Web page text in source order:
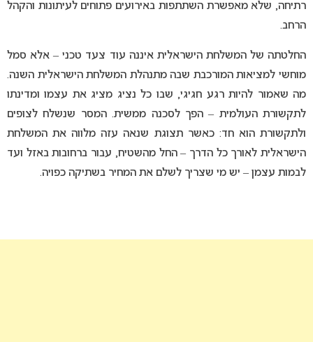
רתיחה, שלא מאפשרת השתתפות באירועים פתוחים לעיתונות והקהל
הרחב.
החלטתה של המשלחת הישראלית איננה עוד צעד טכני – אלא סמל
מוחשי למציאות המורכבת שבה מתנהלת המשלחת הישראלית השנה.
מה שאמור להיות רגע חגיגי, שבו כל נציג מציג את עצמו ומדינתו
לתקשורת העולמית – הפך לסכנה ממשית. המסר שנשלח לצופים
ולתקשורת הוא חד: כאשר תצוגת שנאה עזה מלווה את המשלחת
הישראלית לאורך כל הדרך – החל מהשטיח, עבור ברחובות באזל ועד
לבמות עצמן – יש מי שצריך לשלם את המחיר בשתיקה כפויה.